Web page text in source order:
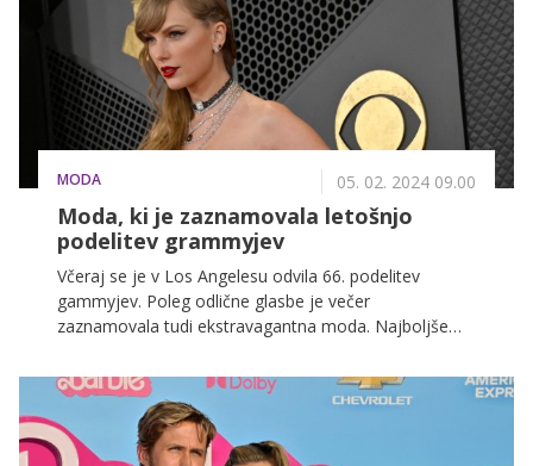
MODA 05. 02. 2024 09.00
Moda, ki je zaznamovala letošnjo
podelitev grammyjev
Včeraj se je v Los Angelesu odvila 66. podelitev
gammyjev. Poleg odlične glasbe je večer
zaznamovala tudi ekstravagantna moda. Najboljše